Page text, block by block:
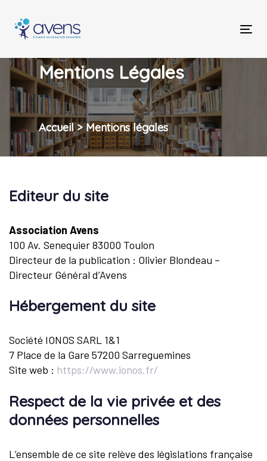
links
primary
Skip
content
Mentions Légales
Accueil > Mentions légales
Editeur du site
Association Avens
100 Av. Senequier 83000 Toulon
Directeur de la publication : Olivier Blondeau –
Directeur Général d’Avens
Hébergement du site
Société IONOS SARL 1&1
7 Place de la Gare 57200 Sarreguemines
Site web : https://www.ionos.fr/
Respect de la vie privée et des
données personnelles
L’ensemble de ce site relève des législations française